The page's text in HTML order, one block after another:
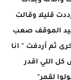
قليلا وقالت
الموقف صعب
ثم أردفت " انا
اللي اقدر
لقمر"